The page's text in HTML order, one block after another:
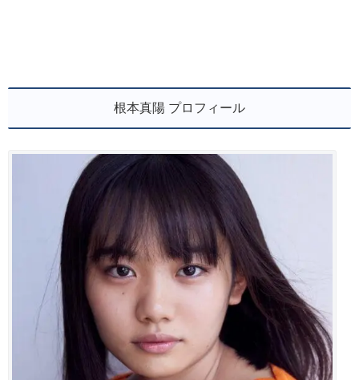
根本真陽 プロフィール